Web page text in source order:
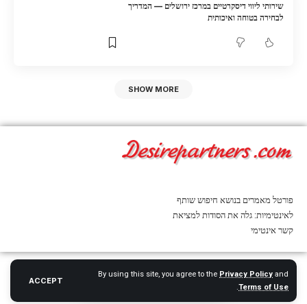
By using this site, you agree to the Privacy Policy and
Terms of Use
.
ACCEPT
שירותי ליווי דיסקרטיים במרכז ירושלים — המדריך
לבחירה בטוחה ואיכותית
SHOW MORE
פורטל מאמרים בנושא חיפוש שותף
לאינטימיות: גלה את הסודות למציאת
קשר אינטימי
© 2024 | פרטיות | תנאי שימוש